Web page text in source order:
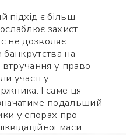
підхід є більш
захист
не дозволяє
на
у право
участі у
І саме ця
подальший
у спорах про
маси.